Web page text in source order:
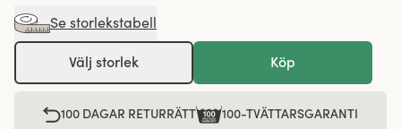
Se storlekstabell
Välj storlek Köp
100 DAGAR RETURRÄTT 100-TVÄTTARSGARANTI